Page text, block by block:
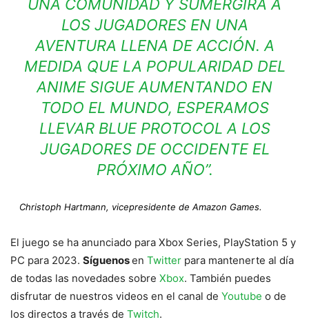
UNA COMUNIDAD Y SUMERGIRÁ A
LOS JUGADORES EN UNA
AVENTURA LLENA DE ACCIÓN. A
MEDIDA QUE LA POPULARIDAD DEL
ANIME SIGUE AUMENTANDO EN
TODO EL MUNDO, ESPERAMOS
LLEVAR BLUE PROTOCOL A LOS
JUGADORES DE OCCIDENTE EL
PRÓXIMO AÑO”.
Christoph Hartmann, vicepresidente de Amazon Games.
El juego se ha anunciado para Xbox Series, PlayStation 5 y
PC para 2023. Síguenosen Twitter para mantenerte al día
de todas las novedades sobre Xbox. También puedes
disfrutar de nuestros videos en el canal de Youtube o de
los directos a través de Twitch.